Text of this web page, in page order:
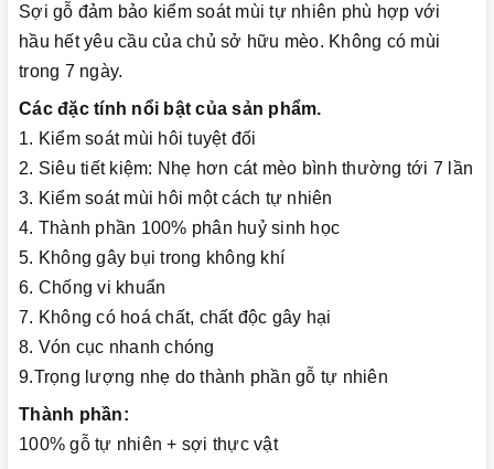
Sợi gỗ đảm bảo kiểm soát mùi tự nhiên phù hợp với
hầu hết yêu cầu của chủ sở hữu mèo. Không có mùi
trong 7 ngày.
Các đặc tính nổi bật của sản phẩm.
1. Kiểm soát mùi hôi tuyệt đối
2. Siêu tiết kiệm: Nhẹ hơn cát mèo bình thường tới 7 lần
3. Kiểm soát mùi hôi một cách tự nhiên
4. Thành phần 100% phân huỷ sinh học
5. Không gây bụi trong không khí
6. Chống vi khuẩn
7. Không có hoá chất, chất độc gây hại
8. Vón cục nhanh chóng
9.Trọng lượng nhẹ do thành phần gỗ tự nhiên
Thành phần:
100% gỗ tự nhiên + sợi thực vật